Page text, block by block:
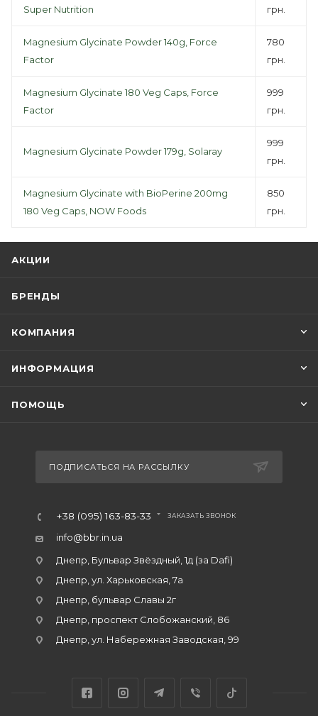
Super Nutrition
грн.
Magnesium Glycinate Powder 140g, Force
Factor
780
грн.
Magnesium Glycinate 180 Veg Caps, Force
Factor
999
грн.
Magnesium Glycinate Powder 179g, Solaray
999
грн.
Magnesium Glycinate with BioPerine 200mg
180 Veg Caps, NOW Foods
850
грн.
АКЦИИ
БРЕНДЫ
КОМПАНИЯ
ИНФОРМАЦИЯ
ПОМОЩЬ
ПОДПИСАТЬСЯ НА РАССЫЛКУ
+38 (095) 163-83-33 ЗАКАЗАТЬ ЗВОНОК
info@bbr.in.ua
Днепр, Бульвар Звёздный, 1д (за Dafi)
Днепр, ул. Харьковская, 7а
Днепр, бульвар Славы 2г
Днепр, проспект Слобожанский, 86
Днепр, ул. Набережная Заводская, 99